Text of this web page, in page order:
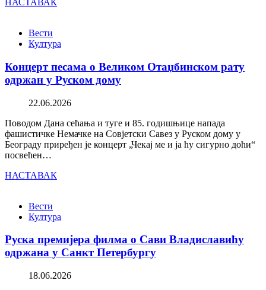
НАСТАВАК
Вести
Култура
Концерт песама о Великом Отаџбинском рату
одржан у Руском дому
22.06.2026
Поводом Дана сећања и туге и 85. годишњице напада
фашистичке Немачке на Совјетски Савез у Руском дому у
Београду приређен је концерт „Чекај ме и ја ћу сигурно доћи“
посвећен…
НАСТАВАК
Вести
Култура
Руска премијера филма о Сави Владиславићу
одржана у Санкт Петербургу
18.06.2026